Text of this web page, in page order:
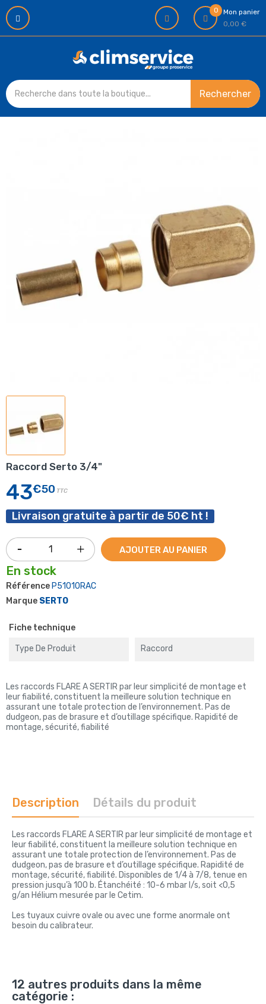
0
Mon panier
0,00 €
Rechercher
Raccord Serto 3/4"
43€50 TTC
Livraison gratuite à partir de 50€ ht !
AJOUTER AU PANIER
En stock
Référence P51010RAC
Marque SERTO
Fiche technique
Type De Produit Raccord
Les raccords FLARE A SERTIR par leur simplicité de montage et
leur fiabilité, constituent la meilleure solution technique en
assurant une totale protection de l’environnement. Pas de
dudgeon, pas de brasure et d’outillage spécifique. Rapidité de
montage, sécurité, fiabilité
Description Détails du produit
Les raccords FLARE A SERTIR par leur simplicité de montage et
leur fiabilité, constituent la meilleure solution technique en
assurant une totale protection de l’environnement. Pas de
dudgeon, pas de brasure et d’outillage spécifique. Rapidité de
montage, sécurité, fiabilité. Disponibles de 1/4 à 7/8, tenue en
pression jusqu’à 100 b. Étanchéité : 10-6 mbar l/s, soit <0,5
g/an Hélium mesurée par le Cetim.
Les tuyaux cuivre ovale ou avec une forme anormale ont
besoin du calibrateur.
12 autres produits dans la même
catégorie :